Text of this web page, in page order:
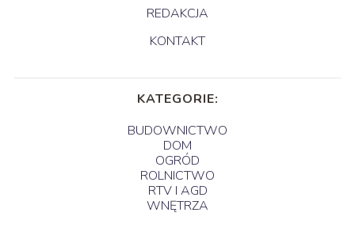
REDAKCJA
KONTAKT
KATEGORIE:
BUDOWNICTWO
DOM
OGRÓD
ROLNICTWO
RTV I AGD
WNĘTRZA